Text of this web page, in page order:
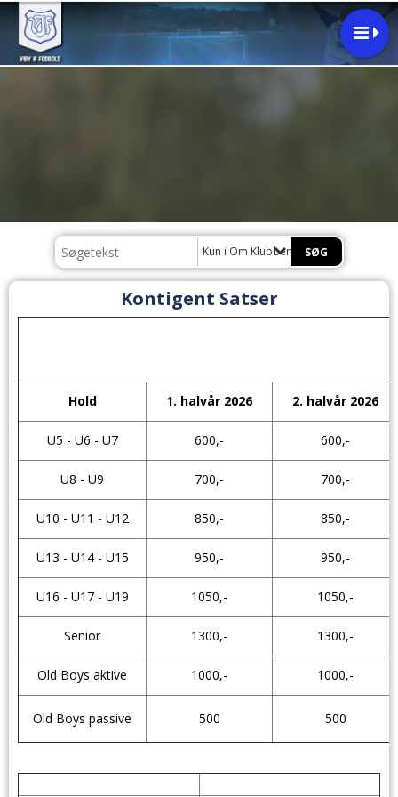
Kun i Om Klubben
Kontigent Satser
Hold 1. halvår 2026 2. halvår 2026
U5 - U6 - U7 600,- 600,-
U8 - U9 700,- 700,-
U10 - U11 - U12 850,- 850,-
U13 - U14 - U15 950,- 950,-
U16 - U17 - U19 1050,- 1050,-
Senior 1300,- 1300,-
Old Boys aktive 1000,- 1000,-
Old Boys passive 500 500